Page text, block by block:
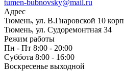
tumen-bubnovsky@mail.ru
Адрес
Тюмень, ул. В.Гнаровской 10
Тюмень, ул. Судоремонтная 34
Режим работы
Пн - Пт 8:00 - 20:00
Суббота 8:00 - 16:00
Воскресенье выходной